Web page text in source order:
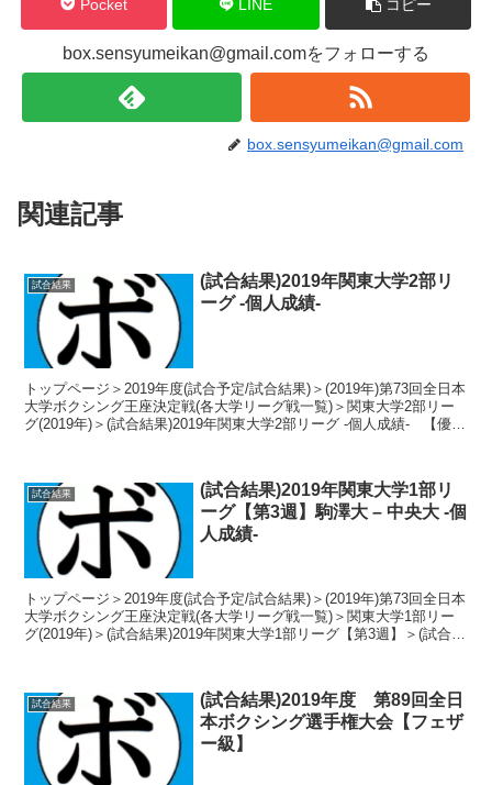
Pocket LINE コピー
box.sensyumeikan@gmail.comをフォローする
box.sensyumeikan@gmail.com
関連記事
試合結果
(試合結果)2019年関東大学2部リ
ーグ -個人成績-
トップページ＞2019年度(試合予定/試合結果)＞(2019年)第73回全日本
大学ボクシング王座決定戦(各大学リーグ戦一覧)＞関東大学2部リー
グ(2019年)＞(試合結果)2019年関東大学2部リーグ -個人成績- 【優秀
試合結果
(試合結果)2019年関東大学1部リ
ーグ【第3週】駒澤大 – 中央大 -個
人成績-
トップページ＞2019年度(試合予定/試合結果)＞(2019年)第73回全日本
大学ボクシング王座決定戦(各大学リーグ戦一覧)＞関東大学1部リー
グ(2019年)＞(試合結果)2019年関東大学1部リーグ【第3週】＞(試合結
試合結果
(試合結果)2019年度 第89回全日
本ボクシング選手権大会【フェザ
ー級】